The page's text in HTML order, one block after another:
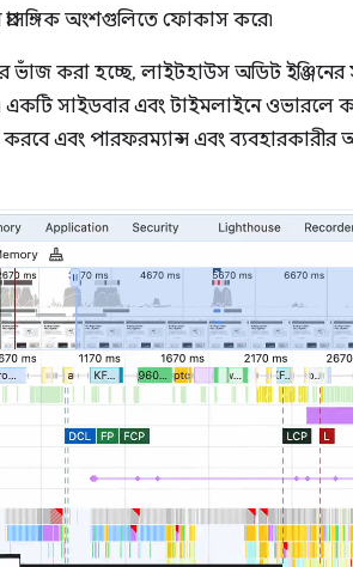
অংশগুলিতে ফোকাস করে৷
ভাঁজ করা হচ্ছে, লাইটহাউস অডিট ইঞ্জিনের
একটি সাইডবার এবং টাইমলাইনে ওভারলে
করবে এবং পারফরম্যান্স এবং ব্যবহারকারীর